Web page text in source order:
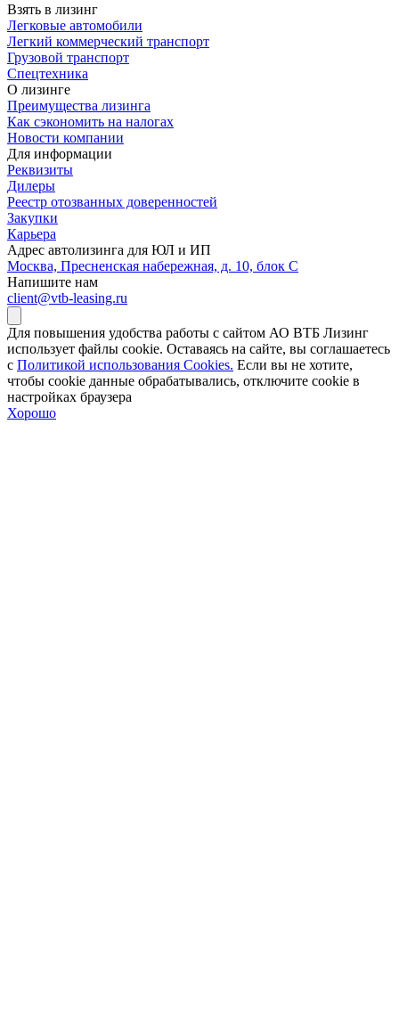
Взять в лизинг
Легковые автомобили
Легкий коммерческий транспорт
Грузовой транспорт
Спецтехника
О лизинге
Преимущества лизинга
Как сэкономить на налогах
Новости компании
Для информации
Реквизиты
Дилеры
Реестр отозванных доверенностей
Закупки
Карьера
Адрес автолизинга для ЮЛ и ИП
Москва, Пресненская набережная, д. 10, блок С
Напишите нам
client@vtb-leasing.ru
Для повышения удобства работы с сайтом АО ВТБ Лизинг
использует файлы cookie. Оставаясь на сайте, вы соглашаетесь
с Политикой использования Cookies. Если вы не хотите,
чтобы сookie данные обрабатывались, отключите cookie в
настройках браузера
Хорошо